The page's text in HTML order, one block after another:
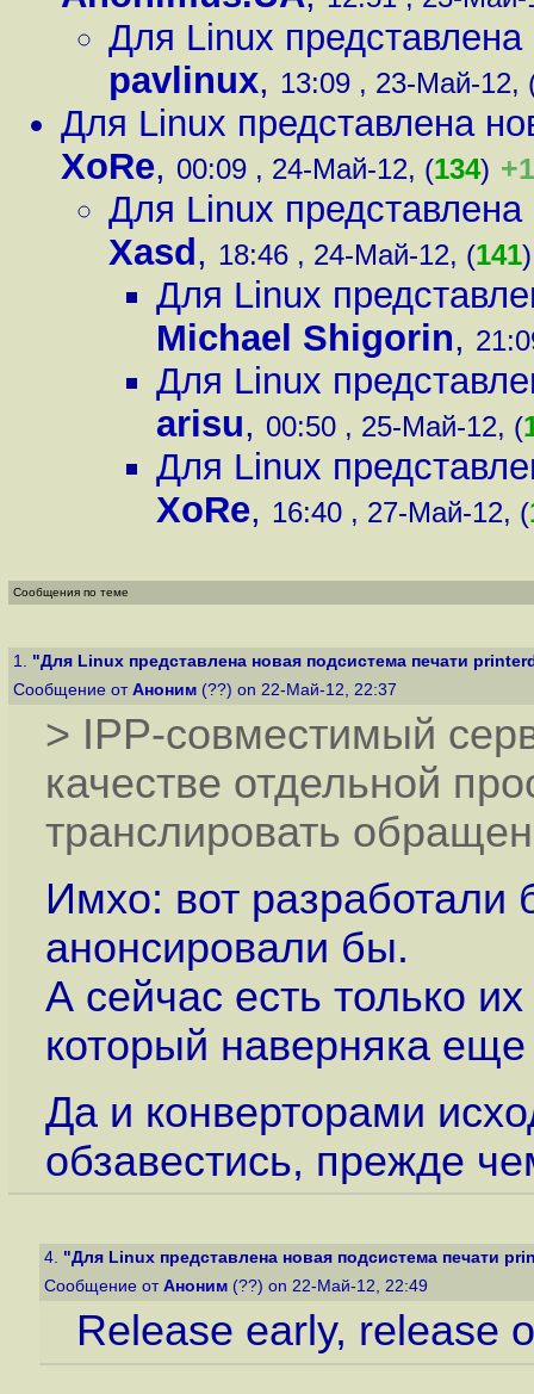
Для Linux
pavlinux, 13:09 , 23-Май-12,
Для Linux представлена
XoRe, 00:09 , 24-Май-12, (134) +1
Для Linux
Xasd , 18:46 , 24-Май-12, (141)
Для Linux
Michael Shigorin,
Для Linux
arisu, 00:50 , 25-Май-12, (
Для Linux
XoRe, 16:40 , 27-Май-12, (
Сообщения по теме
1. "Для Linux представлена новая подсистема печати
Сообщение от Аноним (??) on 22-Май-12, 22:37
> IPP-совместимый
качестве отдельной
транслировать
Имхо: вот разработали
анонсировали бы.
А сейчас есть только
который наверняка
Да и конверторами
обзавестись, прежде
4. "Для Linux представлена новая подсистема печати
Сообщение от Аноним (??) on 22-Май-12, 22:49
Release early, release